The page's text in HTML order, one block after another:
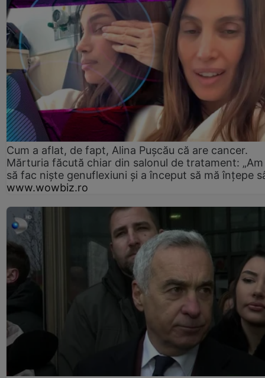
Cum a aflat, de fapt, Alina Pușcău că are cancer.
Mărturia făcută chiar din salonul de tratament:
să fac niște genuflexiuni și a început să mă înțepe
www.wowbiz.ro